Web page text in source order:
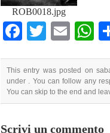
ROB0018.jpg
Facebook
Twitter
This entry was posted on
under . You can follow any
You can skip to the end and
Scrivi un commento